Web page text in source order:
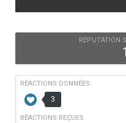
RÉPUTATION
RÉACTIONS DONNÉES
3
RÉACTIONS REÇUES